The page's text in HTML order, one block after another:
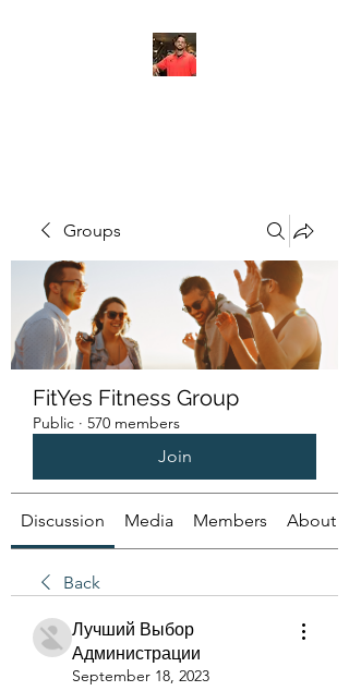
Groups
FitYes Fitness Group
Public · 570 members
Join
Discussion Media Members About
Back
Лучший Выбор
Администрации
September 18, 2023